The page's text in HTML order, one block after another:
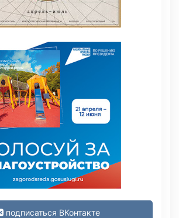
подписаться ВКонтакте